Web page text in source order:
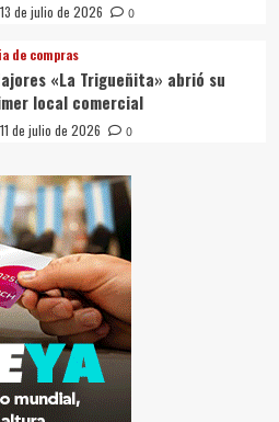
13 de julio de 2026 0
de compras
«La Trigueñita» abrió su
local comercial
11 de julio de 2026 0